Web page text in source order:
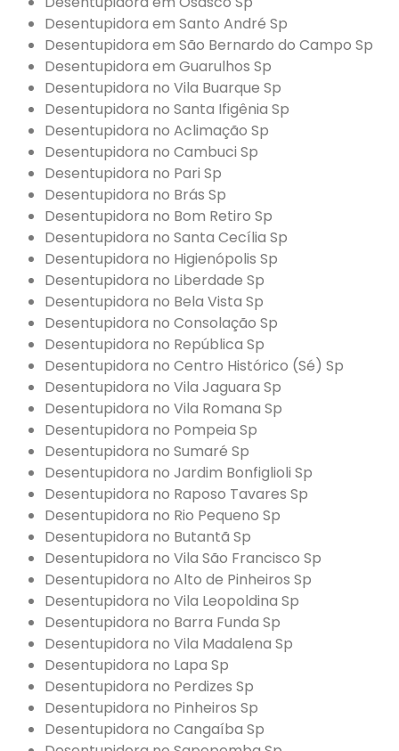
Desentupidora em Santo André Sp
Desentupidora em São Bernardo do Campo Sp
Desentupidora em Guarulhos Sp
Desentupidora no Vila Buarque Sp
Desentupidora no Santa Ifigênia Sp
Desentupidora no Aclimação Sp
Desentupidora no Cambuci Sp
Desentupidora no Pari Sp
Desentupidora no Brás Sp
Desentupidora no Bom Retiro Sp
Desentupidora no Santa Cecília Sp
Desentupidora no Higienópolis Sp
Desentupidora no Liberdade Sp
Desentupidora no Bela Vista Sp
Desentupidora no Consolação Sp
Desentupidora no República Sp
Desentupidora no Centro Histórico (Sé) Sp
Desentupidora no Vila Jaguara Sp
Desentupidora no Vila Romana Sp
Desentupidora no Pompeia Sp
Desentupidora no Sumaré Sp
Desentupidora no Jardim Bonfiglioli Sp
Desentupidora no Raposo Tavares Sp
Desentupidora no Rio Pequeno Sp
Desentupidora no Butantã Sp
Desentupidora no Vila São Francisco Sp
Desentupidora no Alto de Pinheiros Sp
Desentupidora no Vila Leopoldina Sp
Desentupidora no Barra Funda Sp
Desentupidora no Vila Madalena Sp
Desentupidora no Lapa Sp
Desentupidora no Perdizes Sp
Desentupidora no Pinheiros Sp
Desentupidora no Cangaíba Sp